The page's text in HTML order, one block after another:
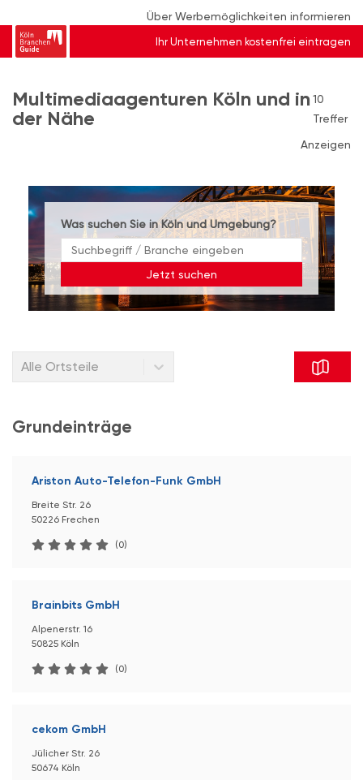
Über Werbemöglichkeiten informieren
Ihr Unternehmen kostenfrei eintragen
Multimediaagenturen Köln und in
der Nähe
10
Treffer
Anzeigen
Was suchen Sie in Köln und Umgebung?
Jetzt suchen
Alle Ortsteile
Grundeinträge
Ariston Auto-Telefon-Funk GmbH
Breite Str. 26
50226 Frechen
(0)
Brainbits GmbH
Alpenerstr. 16
50825 Köln
(0)
cekom GmbH
Jülicher Str. 26
50674 Köln